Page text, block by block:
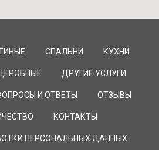
СПАЛЬНИ КУХНИ
ДРУГИЕ УСЛУГИ
И ОТВЕТЫ ОТЗЫВЫ
КОНТАКТЫ
ПЕРСОНАЛЬНЫХ ДАННЫХ